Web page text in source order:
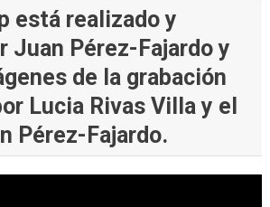
está realizado y
Juan Pérez-Fajardo y
de la grabación
Lucia Rivas Villa y el
Pérez-Fajardo.